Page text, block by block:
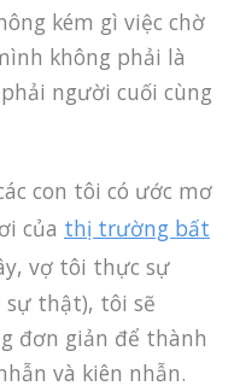
kém gì việc chờ
không phải là
người cuối cùng
con tôi có ước mơ
của thị trường bất
vợ tôi thực sự
thật), tôi sẽ
đơn giản để thành
và kiên nhẫn.